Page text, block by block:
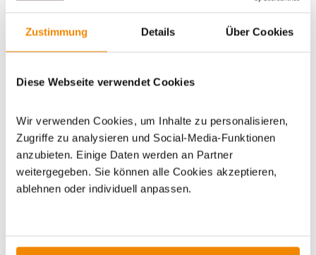
Zustimmung Details Über Cookies
Diese Webseite verwendet Cookies
Wir verwenden Cookies, um Inhalte zu personalisieren,
Zugriffe zu analysieren und Social-Media-Funktionen
anzubieten. Einige Daten werden an Partner
weitergegeben. Sie können alle Cookies akzeptieren,
ablehnen oder individuell anpassen.
Artikeldatenblatt drucken Frage zum Artikel
Dieses Produkt finden Sie unter: Grillzubehör Zubehör
Grillpfannen
ZUBEHÖR